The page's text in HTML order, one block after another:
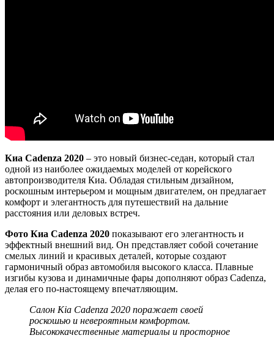
Киа Cadenza 2020 – это новый бизнес-седан, который стал
одной из наиболее ожидаемых моделей от корейского
автопроизводителя Киа. Обладая стильным дизайном,
роскошным интерьером и мощным двигателем, он предлагает
комфорт и элегантность для путешествий на дальние
расстояния или деловых встреч.
Фото Киа Cadenza 2020 показывают его элегантность и
эффектный внешний вид. Он представляет собой сочетание
смелых линий и красивых деталей, которые создают
гармоничный образ автомобиля высокого класса. Плавные
изгибы кузова и динамичные фары дополняют образ Cadenza,
делая его по-настоящему впечатляющим.
Салон Kia Cadenza 2020 поражает своей
роскошью и невероятным комфортом.
Высококачественные материалы и просторное